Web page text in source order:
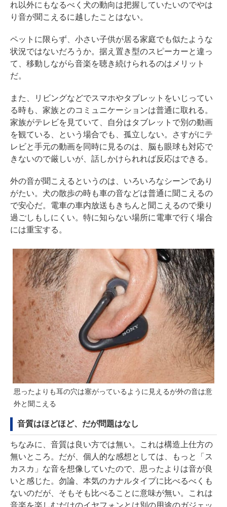
れ以外にもなるべく犬の動向は把握していたいのでやは
り音が聞こえるに越したことはない。
ペットに限らず、小さい子供が居る家庭でも似たような
状況ではないだろうか。据え置き型のスピーカーと違っ
て、移動しながら音楽を聴き続けられるのはメリット
だ。
また、リビングなどでスマホやタブレットをいじってい
る時も、家族とのコミュニケーションは普通に取れる。
家族がテレビを見ていて、自分はタブレットで別の動画
を観ている、という場合でも、孤立しない。さすがにテ
レビと手元の動画を同時に見るのは、脳も眼球も対応で
きないので厳しいが、話しかけられれば反応はできる。
外の音が聞こえるというのは、いろいろなシーンであり
がたい。犬の散歩の時も車の音などは普通に聞こえるの
で安心だ。電車の車内放送もきちんと聞こえるので乗り
過ごしもしにくい。特に知らない場所に電車で行く場合
には重宝する。
思ったよりも耳の穴は塞がっているように見えるが外の音は意
外と聞こえる
音質はほどほど、だが問題はなし
ちなみに、音質は良い方では無い。これは構造上仕方の
無いところ。だが、個人的な感想としては、もっと「ス
カスカ」な音を想像していたので、思ったよりは音が良
いと感じた。勿論、本気のカナルタイプに比べるべくも
ないのだが、そもそも比べることに意味が無い。これは
音楽を楽しむだけのイヤフォンとは別の用途のガジェッ